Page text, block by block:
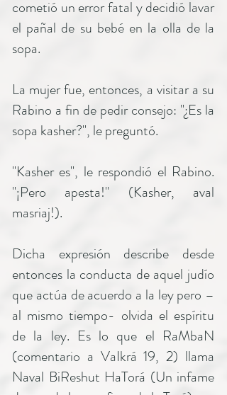
cometió un error fatal y decidió lavar
el pañal de su bebé en la olla de la
sopa.
La mujer fue, entonces, a visitar a su
Rabino a fin de pedir consejo: "¿Es la
sopa kasher?", le preguntó.
"Kasher es", le respondió el Rabino.
"¡Pero apesta!" (Kasher, aval
masriaj!).
Dicha expresión describe desde
entonces la conducta de aquel judío
que actúa de acuerdo a la ley pero –
al mismo tiempo- olvida el espíritu
de la ley. Es lo que el RaMbaN
(comentario a VaIkrá 19, 2) llama
Naval BiReshut HaTorá (Un infame